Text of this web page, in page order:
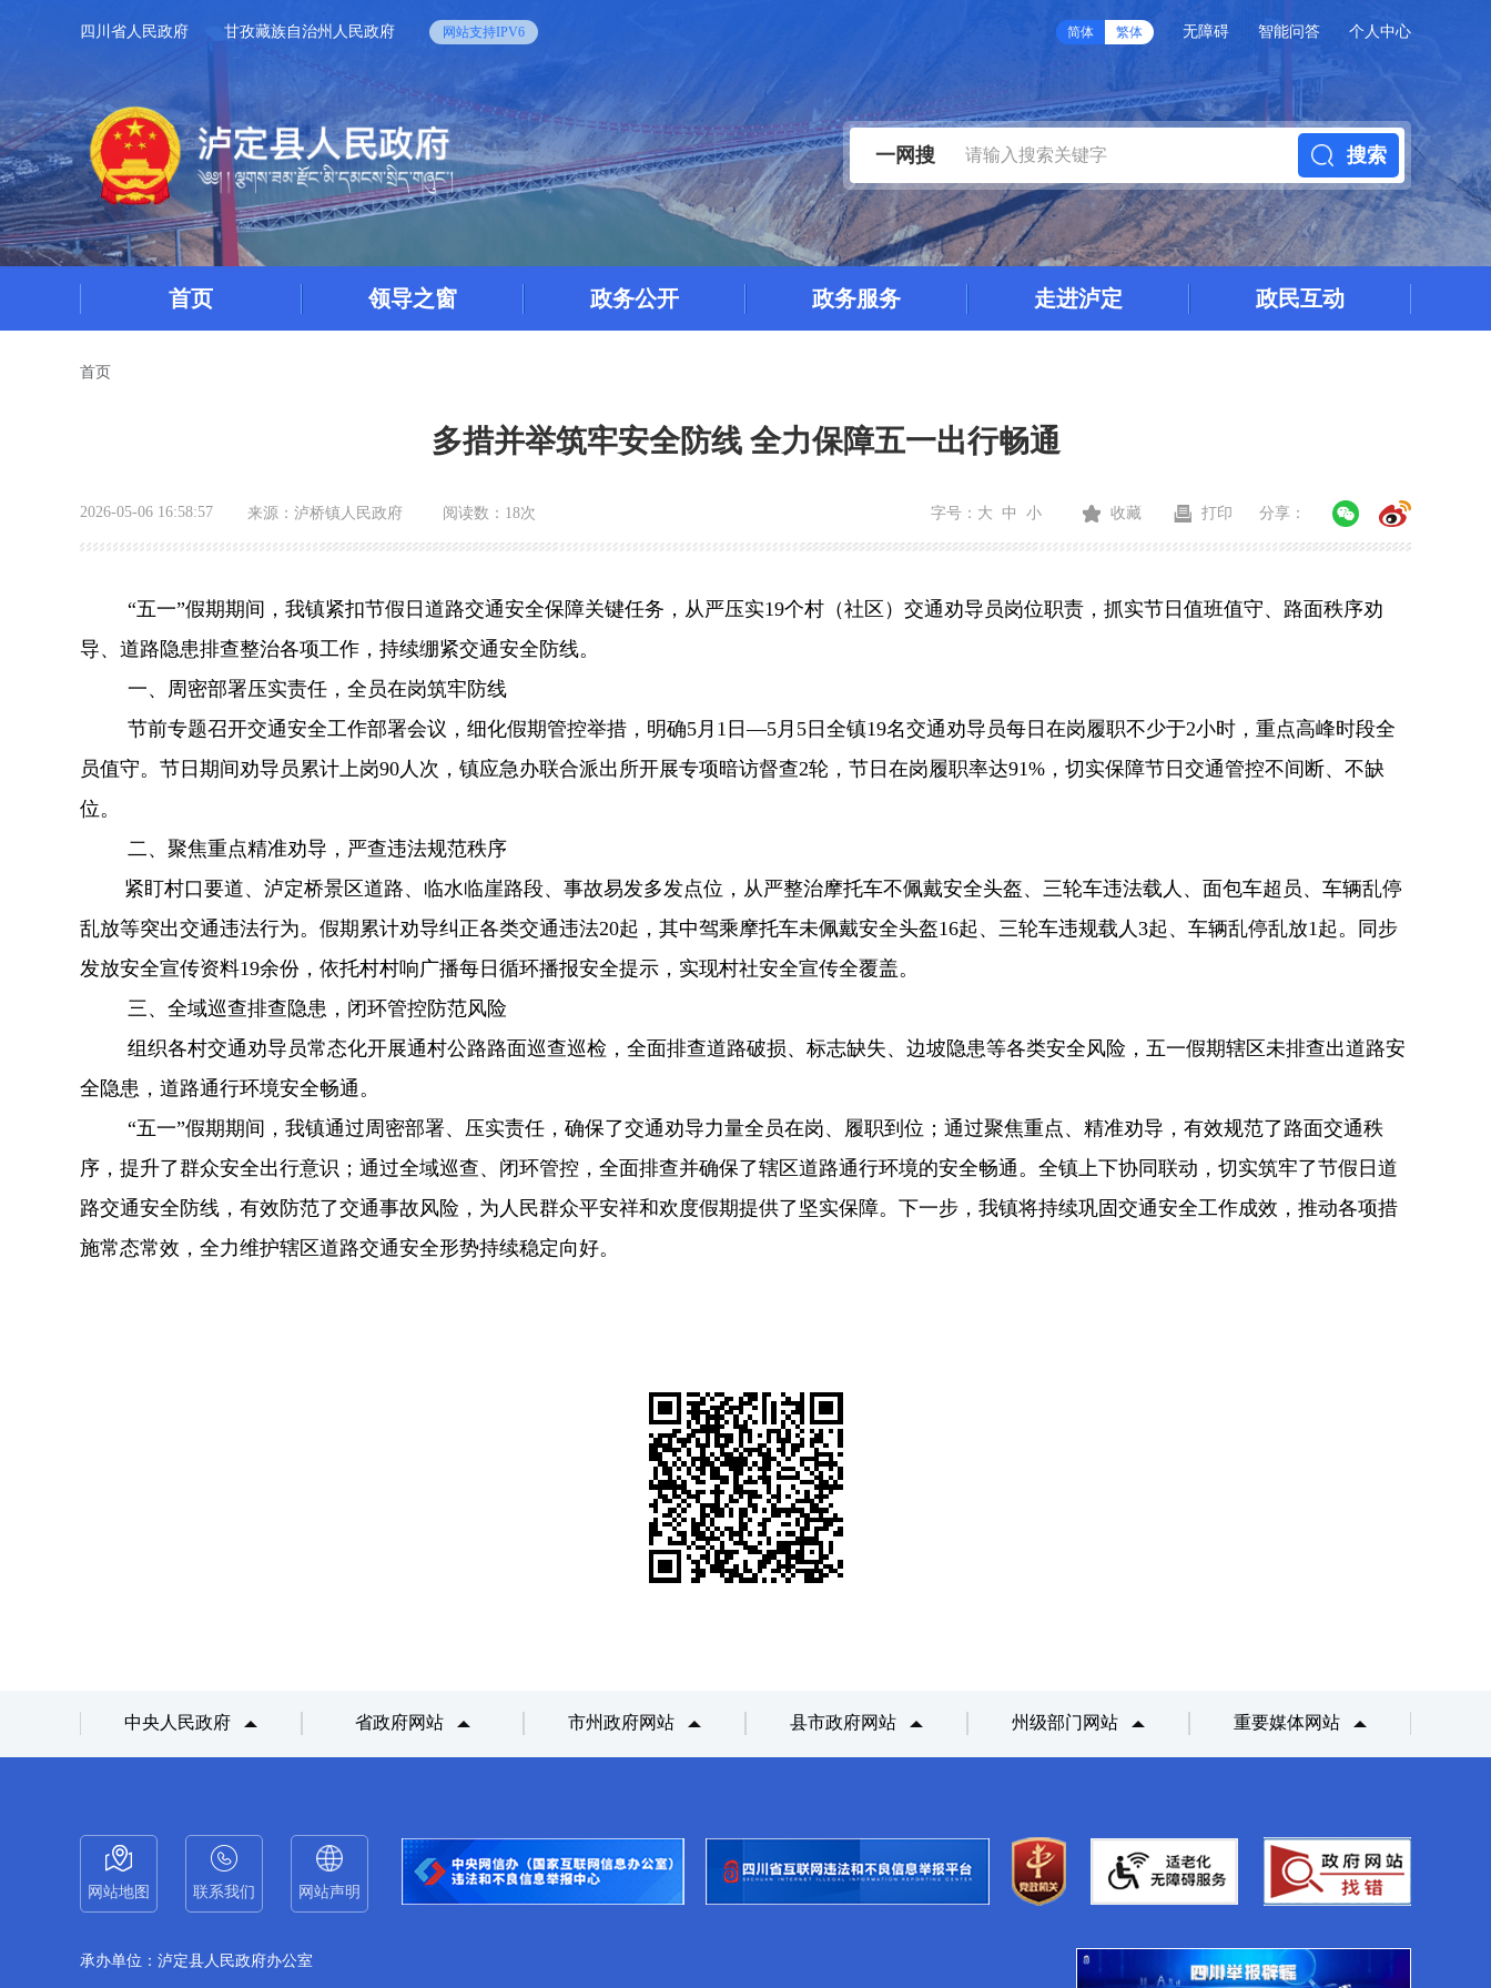
四川省人民政府 甘孜藏族自治州人民政府 网站支持IPV6 简体 繁体 无障碍 智能问答 个人中心
一网搜 搜索
首页 领导之窗 政务公开 政务服务 走进泸定 政民互动
首页
多措并举筑牢安全防线 全力保障五一出行畅通
2026-05-06 16:58:57 来源： 泸桥镇人民政府 阅读数： 18次 字号： 大 中 小 收藏 打印 分享：
“五一”假期期间，我镇紧扣节假日道路交通安全保障关键任务，从严压实19个村（社区）交通劝导员岗位职责，抓实节日值班值守、路面秩序劝
导、道路隐患排查整治各项工作，持续绷紧交通安全防线。
一、周密部署压实责任，全员在岗筑牢防线
节前专题召开交通安全工作部署会议，细化假期管控举措，明确5 月 1 日—5 月 5日全镇19名交通劝导员每日在岗履职不少于2小时，重点高峰时段全
员值守。节日期间劝导员累计上岗90 人次，镇应急办联合派出所开展专项暗访督查2轮，节日在岗履职率达91% ，切实保障节日交通管控不间断、不缺
位。
二、聚焦重点精准劝导，严查违法规范秩序
紧盯村口要道、泸定桥景区道路、临水临崖路段、事故易发多发点位，从严整治摩托车不佩戴安全头盔、三轮车违法载人、面包车超员、车辆乱停
乱放等突出交通违法行为。假期累计劝导纠正各类交通违法20起，其中驾乘摩托车未佩戴安全头盔16起、三轮车违规载人 3起、车辆乱停乱放1 起。同步
发放安全宣传资料19余份，依托村村响广播每日循环播报安全提示，实现村社安全宣传全覆盖。
三、全域巡查排查隐患，闭环管控防范风险
组织各村交通劝导员常态化开展通村公路路面巡查巡检，全面排查道路破损、标志缺失、边坡隐患等各类安全风险，五一假期辖区未排查出道路安
全隐患，道路通行环境安全畅通。
“五一”假期期间，我镇通过周密部署、压实责任，确保了交通劝导力量全员在岗、履职到位；通过聚焦重点、精准劝导，有效规范了路面交通秩
序，提升了群众安全出行意识；通过全域巡查、闭环管控，全面排查并确保了辖区道路通行环境的安全畅通。全镇上下协同联动，切实筑牢了节假日道
路交通安全防线，有效防范了交通事故风险，为人民群众平安祥和欢度假期提供了坚实保障。下一步，我镇将持续巩固交通安全工作成效，推动各项措
施常态常效，全力维护辖区道路交通安全形势持续稳定向好。
中央人民政府 省政府网站 市州政府网站 县市政府网站 州级部门网站 重要媒体网站
网站地图 联系我们 网站声明
承办单位：泸定县人民政府办公室